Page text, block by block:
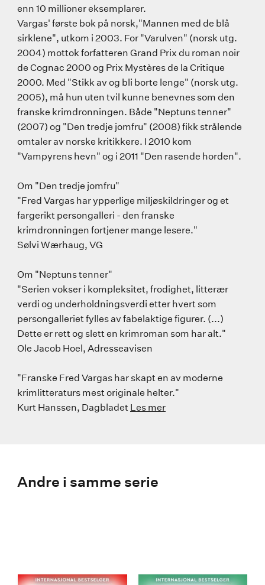
enn 10 millioner eksemplarer.
Vargas' første bok på norsk,"Mannen med de blå
sirklene", utkom i 2003. For "Varulven" (norsk utg.
2004) mottok forfatteren Grand Prix du roman noir
de Cognac 2000 og Prix Mystères de la Critique
2000. Med "Stikk av og bli borte lenge" (norsk utg.
2005), må hun uten tvil kunne benevnes som den
franske krimdronningen. Både "Neptuns tenner"
(2007) og "Den tredje jomfru" (2008) fikk strålende
omtaler av norske kritikkere. I 2010 kom
"Vampyrens hevn" og i 2011 "Den rasende horden".
Om "Den tredje jomfru"
"Fred Vargas har ypperlige miljøskildringer og et
fargerikt persongalleri - den franske
krimdronningen fortjener mange lesere."
Sølvi Wærhaug, VG
Om "Neptuns tenner"
"Serien vokser i kompleksitet, frodighet, litterær
verdi og underholdningsverdi etter hvert som
persongalleriet fylles av fabelaktige figurer. (...)
Dette er rett og slett en krimroman som har alt."
Ole Jacob Hoel, Adresseavisen
"Franske Fred Vargas har skapt en av moderne
krimlitteraturs mest originale helter."
Kurt Hanssen, Dagbladet Les mer
Andre i samme serie